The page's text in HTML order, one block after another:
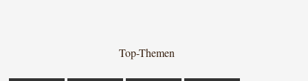
Top-Themen